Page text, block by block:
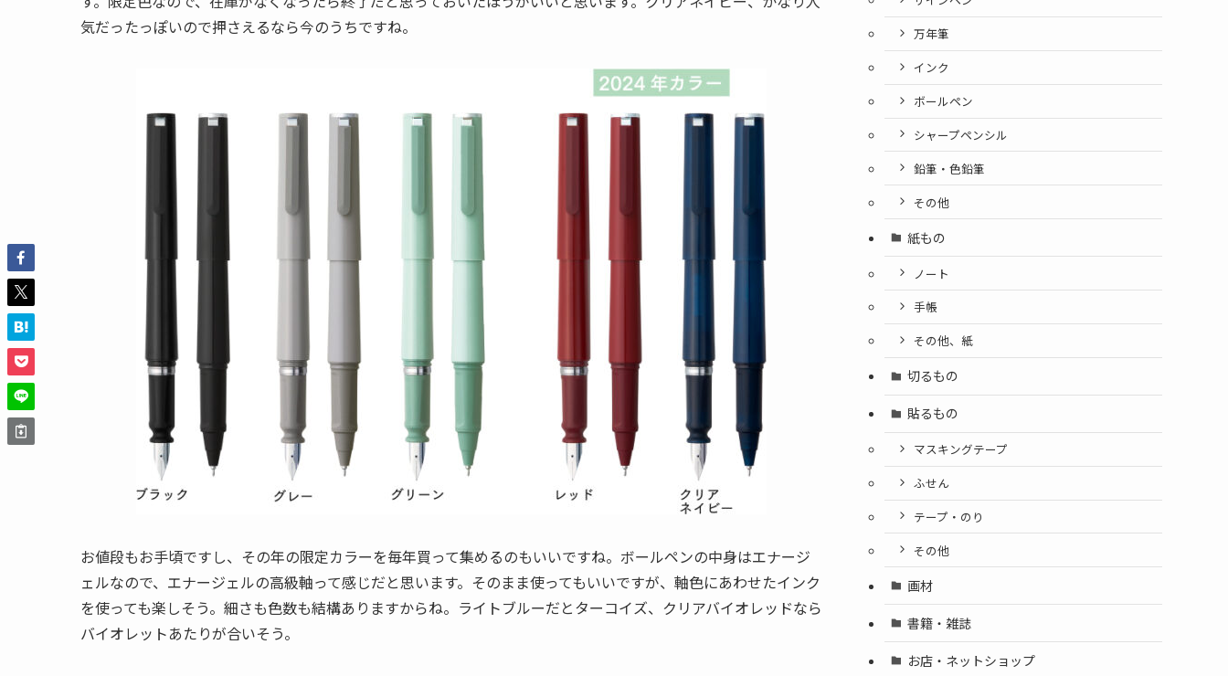
気だったっぽいので押さえるなら今のうちですね。
お値段もお手頃ですし、その年の限定カラーを毎年買って集めるのもいいですね。ボールペンの中身はエナージ
ェルなので、エナージェルの高級軸って感じだと思います。そのまま使ってもいいですが、軸色にあわせたインク
を使っても楽しそう。細さも色数も結構ありますからね。ライトブルーだとターコイズ、クリアバイオレッドなら
バイオレットあたりが合いそう。
万年筆
インク
ボールペン
シャープペンシル
鉛筆・色鉛筆
その他
紙もの
ノート
手帳
その他、紙
切るもの
貼るもの
マスキングテープ
ふせん
テープ・のり
その他
画材
書籍・雑誌
お店・ネットショップ